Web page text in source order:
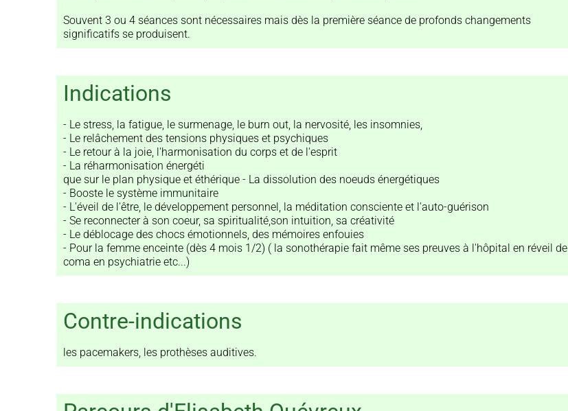
Souvent 3 ou 4 séances sont nécessaires mais dès la première séance de profonds changements
significatifs se produisent.
Indications
- Le stress, la fatigue, le surmenage, le burn out, la nervosité, les insomnies,
- Le relâchement des tensions physiques et psychiques
- Le retour à la joie, l'harmonisation du corps et de l'esprit
- La réharmonisation énergéti
que sur le plan physique et éthérique - La dissolution des noeuds énergétiques
- Booste le système immunitaire
- L'éveil de l'être, le développement personnel, la méditation consciente et l'auto-guérison
- Se reconnecter à son coeur, sa spiritualité,son intuition, sa créativité
- Le déblocage des chocs émotionnels, des mémoires enfouies
- Pour la femme enceinte (dès 4 mois 1/2) ( la sonothérapie fait même ses preuves à l'hôpital en réveil de
coma en psychiatrie etc...)
Contre-indications
les pacemakers, les prothèses auditives.